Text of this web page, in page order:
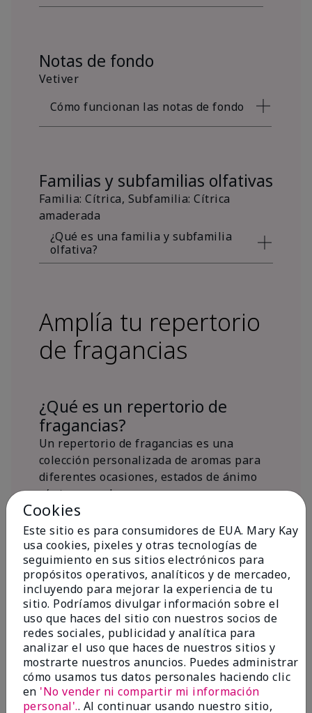
Notas de fondo
Vetiver
Cómo funcionan las notas de fondo
Familias y subfamilias olfativas
Familia: Cítrica, Subfamilia: Cítrica
amaderada
¿Qué es una familia y subfamilia
olfativa?
Amplía tu repertorio
de fragancias
¿Qué es un repertorio de
fragancias?
Un repertorio de fragancias es una
colección personalizada de aromas para
diferentes ocasiones, estados de ánimo
y/o temporadas.
¿Dónde encaja la fragancia Mary
Kay® True Optimism™ Eau de
Parfum?
Inspiración de la
fragancia
Sobre Mary Kay® True Optimism™
Cookies
Este sitio es para consumidores de EUA. Mary Kay
usa cookies, pixeles y otras tecnologías de
seguimiento en sus sitios electrónicos para
propósitos operativos, analíticos y de mercadeo,
incluyendo para mejorar la experiencia de tu
sitio. Podríamos divulgar información sobre el
uso que haces del sitio con nuestros socios de
redes sociales, publicidad y analítica para
analizar el uso que haces de nuestros sitios y
mostrarte nuestros anuncios. Puedes administrar
cómo usamos tus datos personales haciendo clic
en 'No vender ni compartir mi información
personal'.. Al continuar usando nuestro sitio,